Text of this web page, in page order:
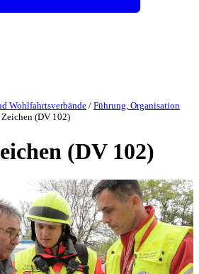
Wohlfahrtsverbände / Führung, Organisation
(DV 102)
(DV 102)